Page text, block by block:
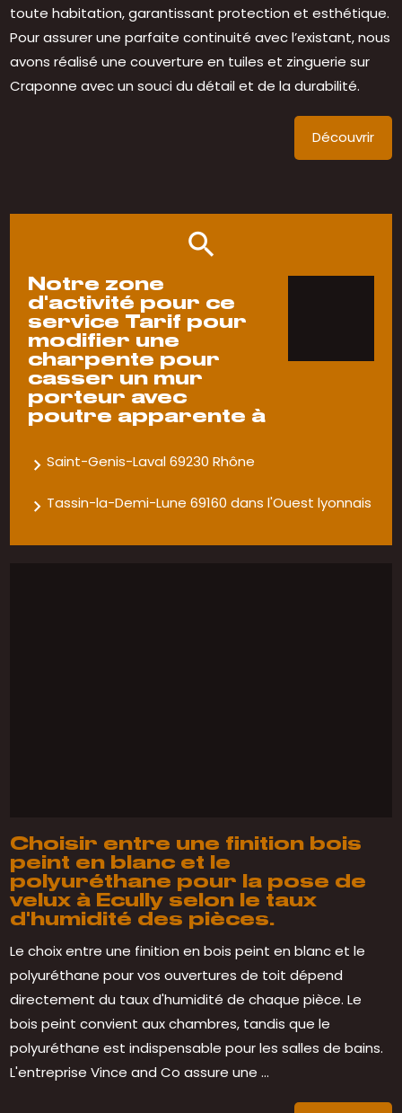
toute habitation, garantissant protection et esthétique.
Pour assurer une parfaite continuité avec l’existant, nous
avons réalisé une couverture en tuiles et zinguerie sur
Craponne avec un souci du détail et de la durabilité.
Découvrir
Notre zone
d'activité pour ce
service Tarif pour
modifier une
charpente pour
casser un mur
porteur avec
poutre apparente à
Saint-Genis-Laval 69230 Rhône
Tassin-la-Demi-Lune 69160 dans l'Ouest lyonnais
Choisir entre une finition bois
peint en blanc et le
polyuréthane pour la pose de
velux à Ecully selon le taux
d'humidité des pièces.
Le choix entre une finition en bois peint en blanc et le
polyuréthane pour vos ouvertures de toit dépend
directement du taux d'humidité de chaque pièce. Le
bois peint convient aux chambres, tandis que le
polyuréthane est indispensable pour les salles de bains.
L'entreprise Vince and Co assure une ...